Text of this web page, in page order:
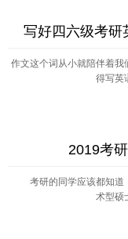
写好四六级考研
作文这个词从小就陪伴着我
得写英
2019考
考研的同学应该都知道
术型硕